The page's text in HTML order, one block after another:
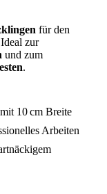
für den
zur
und zum
.
10 cm Breite
Arbeiten